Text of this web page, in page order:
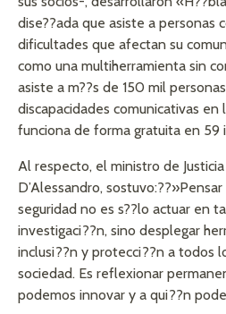
dise??ada que asiste a personas
dificultades que afectan su
como una multiherramienta sin
asiste a m??s de 150 mil
discapacidades comunicativas
funciona de forma gratuita en 59
Al respecto, el ministro de
D’Alessandro,
seguridad no es s??lo actuar en
investigaci??n, sino desplegar
inclusi??n y protecci??n a todos
sociedad. Es reflexionar
podemos innovar y a qui??n